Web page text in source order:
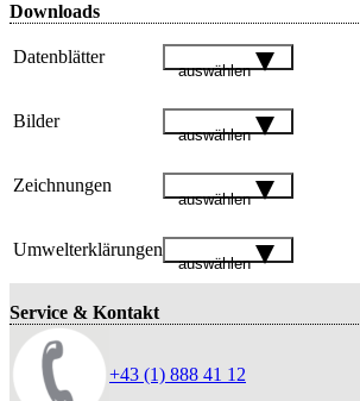
Downloads
Datenblätter
auswählen
Bilder
auswählen
Zeichnungen
auswählen
Umwelterklärungen
auswählen
Service & Kontakt
+43 (1) 888 41 12